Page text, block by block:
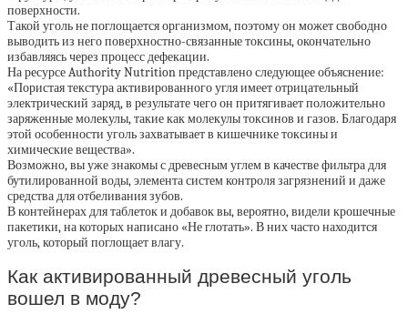
поверхности.
Такой уголь не поглощается организмом, поэтому он может свободно
выводить из него поверхностно-связанные токсины, окончательно
избавляясь через процесс дефекации.
На ресурсе Authority Nutrition представлено следующее объяснение:
«Пористая текстура активированного угля имеет отрицательный
электрический заряд, в результате чего он притягивает положительно
заряженные молекулы, такие как молекулы токсинов и газов. Благодаря
этой особенности уголь захватывает в кишечнике токсины и
химические вещества».
Возможно, вы уже знакомы с древесным углем в качестве фильтра для
бутилированной воды, элемента систем контроля загрязнений и даже
средства для отбеливания зубов.
В контейнерах для таблеток и добавок вы, вероятно, видели крошечные
пакетики, на которых написано «Не глотать». В них часто находится
уголь, который поглощает влагу.
Как активированный древесный уголь
вошел в моду?